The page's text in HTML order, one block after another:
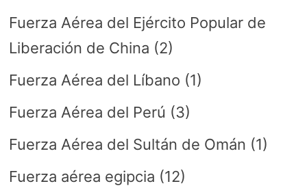
Fuerza Aérea del Ejército Popular de
Liberación de China (2)
Fuerza Aérea del Líbano (1)
Fuerza Aérea del Perú (3)
Fuerza Aérea del Sultán de Omán (1)
Fuerza aérea egipcia (12)